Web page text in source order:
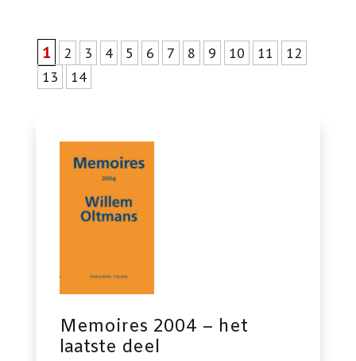
1 2 3 4 5 6 7 8 9 10 11
12
13
14
Memoires 2004 – het
laatste deel